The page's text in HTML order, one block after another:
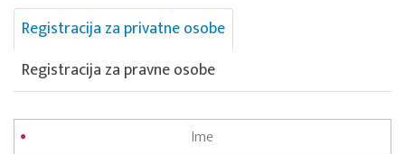
Registracija za privatne osobe
Registracija za pravne osobe